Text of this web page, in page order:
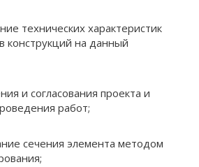
технических характеристик
конструкций на данный
и согласования проекта и
работ;
сечения элемента методом